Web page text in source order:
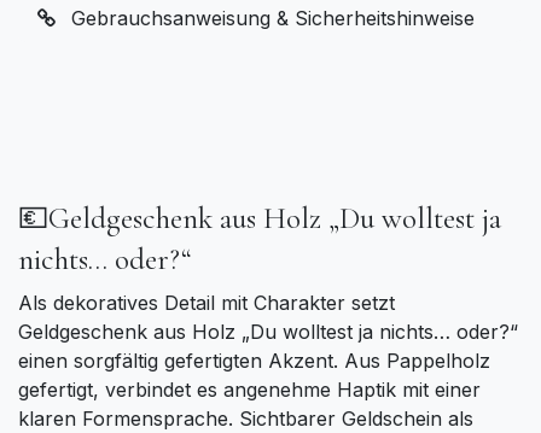
Gebrauchsanweisung & Sicherheitshinweise
💶Geldgeschenk aus Holz „Du wolltest ja
nichts… oder?“
Als dekoratives Detail mit Charakter setzt
Geldgeschenk aus Holz „Du wolltest ja nichts… oder?“
einen sorgfältig gefertigten Akzent. Aus Pappelholz
gefertigt, verbindet es angenehme Haptik mit einer
klaren Formensprache. Sichtbarer Geldschein als